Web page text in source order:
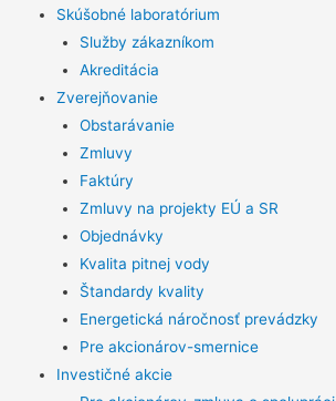
Skúšobné laboratórium
Služby zákazníkom
Akreditácia
Zverejňovanie
Obstarávanie
Zmluvy
Faktúry
Zmluvy na projekty EÚ a SR
Objednávky
Kvalita pitnej vody
Štandardy kvality
Energetická náročnosť prevádzky
Pre akcionárov-smernice
Investičné akcie